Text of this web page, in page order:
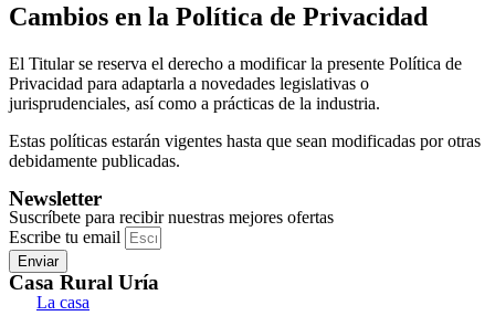
Cambios en la Política de Privacidad
El Titular se reserva el derecho a modificar la presente Política de
Privacidad para adaptarla a novedades legislativas o
jurisprudenciales, así como a prácticas de la industria.
Estas políticas estarán vigentes hasta que sean modificadas por otras
debidamente publicadas.
Newsletter
Suscríbete para recibir nuestras mejores ofertas
Escribe tu email
Enviar
Casa Rural Uría
La casa